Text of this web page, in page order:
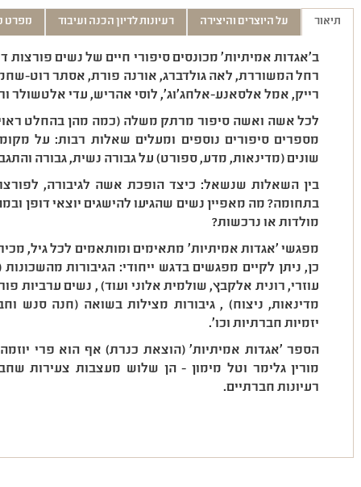
תיאור על היוצרים והיצירה רעיונות לדיון הכנה ועיבוד מפרט
ב'אגדות אמיתיות' מכונסים סיפורי חיים של נשים פורצות
רחל המשוררת, לאה גולדברג, אורנה פורת, אסתר רוט-
רייק, אמל אלסאנע-אלחג'וג', לוסי אהריש, עדי אלטשולר
לכל אשה ואשה סיפור מרתק משלה (כמה מהן בהחלט
מספרים סיפורים נוספים ומעלים שאלות רבות: על
שונים (מדינאות, מדע, ספורט) על גבורה נשית, גבורה
בין השאלות שנשאל: כיצד הופכת אשה לגיבורה,
בתחומה? מה מאפיין נשים שהגיעו להישגים יוצאי דופן
מולדות או נרכשות?
מפגשי 'אגדות אמיתיות' מתאימים ומותאמים לכל גיל,
כן, ניתן לקיים מפגשים בדגש ייחודי: הגיבורות
עוזרי, רונית אלקבץ, שולמית אלוני ועוד) , נשים ערביות
מדינאות, ניצוח) , גיבורות מצילות בשואה (חנה סנש
יזמיות חברתיות וכו'.
הספר 'אגדות אמיתיות' (הוצאת כנרת) אף הוא פרי יוזמה
מורין גלימר וטל מימון - הן שלוש מעצבות צעירות
רעיונות חברתיים.